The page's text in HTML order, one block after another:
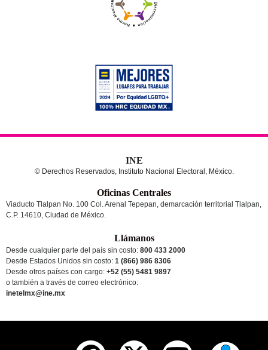
INE
© Derechos Reservados, Instituto Nacional Electoral, México.
Oficinas Centrales
Viaducto Tlalpan No. 100 Col. Arenal Tepepan, demarcación territorial Tlalpan,
C.P. 14610, Ciudad de México.
Llámanos
Desde cualquier parte del país sin costo: 800 433 2000
Desde Estados Unidos sin costo: 1 (866) 986 8306
Desde otros países con cargo: +52 (55) 5481 9897
o también a través de correo electrónico:
inetelmx@ine.mx